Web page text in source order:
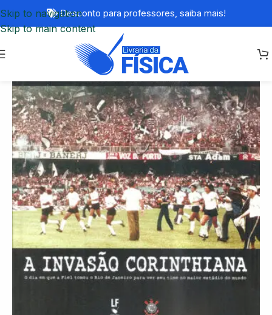
Skip to navigation
Skip to main content
Desconto para professores, saiba mais!